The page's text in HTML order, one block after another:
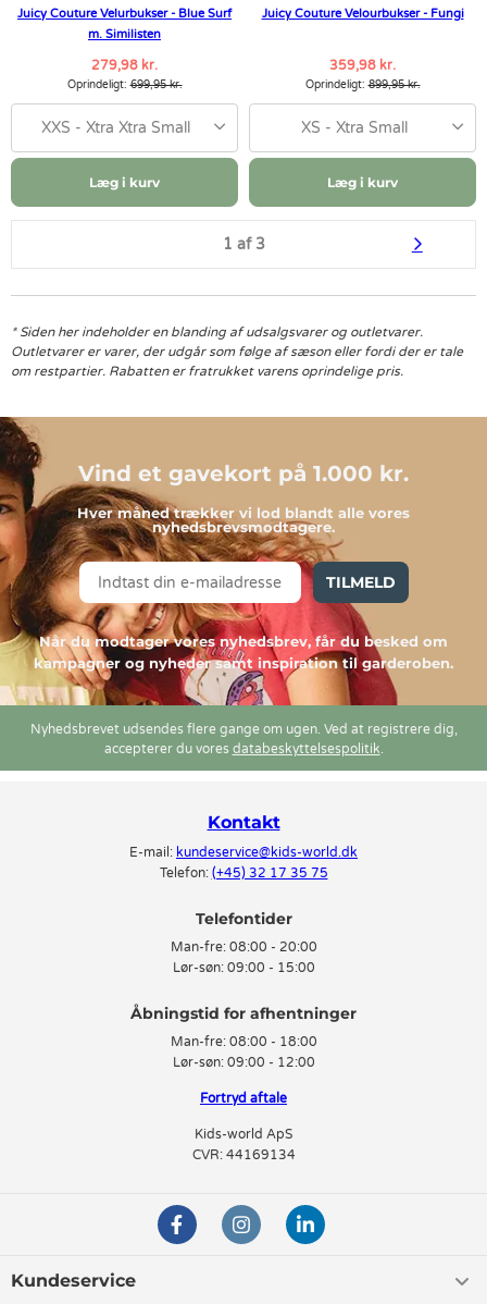
Juicy Couture Velurbukser - Blue Surf
m. Similisten
279,98 kr.
Oprindeligt:699,95 kr.
XXS - Xtra Xtra Small
Læg i kurv
Juicy Couture Velourbukser - Fungi
359,98 kr.
Oprindeligt:899,95 kr.
XS - Xtra Small
Læg i kurv
1 af 3
* Siden her indeholder en blanding af udsalgsvarer og outletvarer.
Outletvarer er varer, der udgår som følge af sæson eller fordi der er tale
om restpartier. Rabatten er fratrukket varens oprindelige pris.
Vind et gavekort på 1.000 kr.
Hver måned trækker vi lod blandt alle vores
nyhedsbrevsmodtagere.
TILMELD
Når du modtager vores nyhedsbrev, får du besked om
kampagner og nyheder samt inspiration til garderoben.
Nyhedsbrevet udsendes flere gange om ugen. Ved at registrere dig,
accepterer du vores databeskyttelsespolitik.
Kontakt
E-mail: kundeservice@kids-world.dk
Telefon: (+45) 32 17 35 75
Telefontider
Man-fre: 08:00 - 20:00
Lør-søn: 09:00 - 15:00
Man-fre: 08:00 - 18:00
Lør-søn: 09:00 - 12:00
Fortryd aftale
Kids-world ApS
CVR: 44169134
Kundeservice